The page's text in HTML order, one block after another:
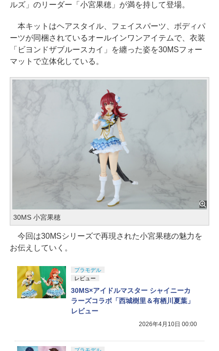
ルズ」のリーダー「小宮果穂」が満を持して登場。
本キットはヘアスタイル、フェイスパーツ、ボディパ
ーツが同梱されているオールインワンアイテムで、衣装
「ビヨンドザブルースカイ」を纏った姿を30MSフォー
マットで立体化している。
30MS 小宮果穂
今回は30MSシリーズで再現された小宮果穂の魅力を
お伝えしていく。
プラモデル
レビュー
30MS×アイドルマスター シャイニーカ
ラーズコラボ「西城樹里＆有栖川夏葉」
レビュー
2026年4月10日 00:00